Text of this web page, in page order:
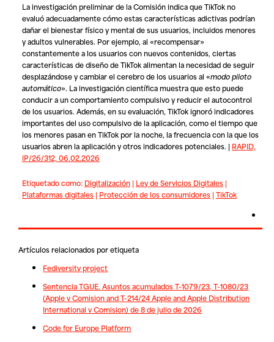
La investigación preliminar de la Comisión indica que TikTok no
evaluó adecuadamente cómo estas características adictivas podrían
dañar el bienestar físico y mental de sus usuarios, incluidos menores
y adultos vulnerables. Por ejemplo, al «recompensar»
constantemente a los usuarios con nuevos contenidos, ciertas
características de diseño de TikTok alimentan la necesidad de seguir
desplazándose y cambiar el cerebro de los usuarios al «modo piloto
automático». La investigación científica muestra que esto puede
conducir a un comportamiento compulsivo y reducir el autocontrol
de los usuarios. Además, en su evaluación, TikTok ignoró indicadores
importantes del uso compulsivo de la aplicación, como el tiempo que
los menores pasan en TikTok por la noche, la frecuencia con la que los
usuarios abren la aplicación y otros indicadores potenciales. | RAPID,
IP/26/312, 06.02.2026
Etiquetado como: Digitalización| Ley de Servicios Digitales|
Plataformas digitales| Protección de los consumidores| TikTok
Artículos relacionados por etiqueta
Fediversity project
Sentencia TGUE. Asuntos acumulados T-1079/23, T-1080/23
(Apple v Comision and T-214/24 Apple and Apple Distribution
International v Comision) de 8 de julio de 2026
Code for Europe Platform